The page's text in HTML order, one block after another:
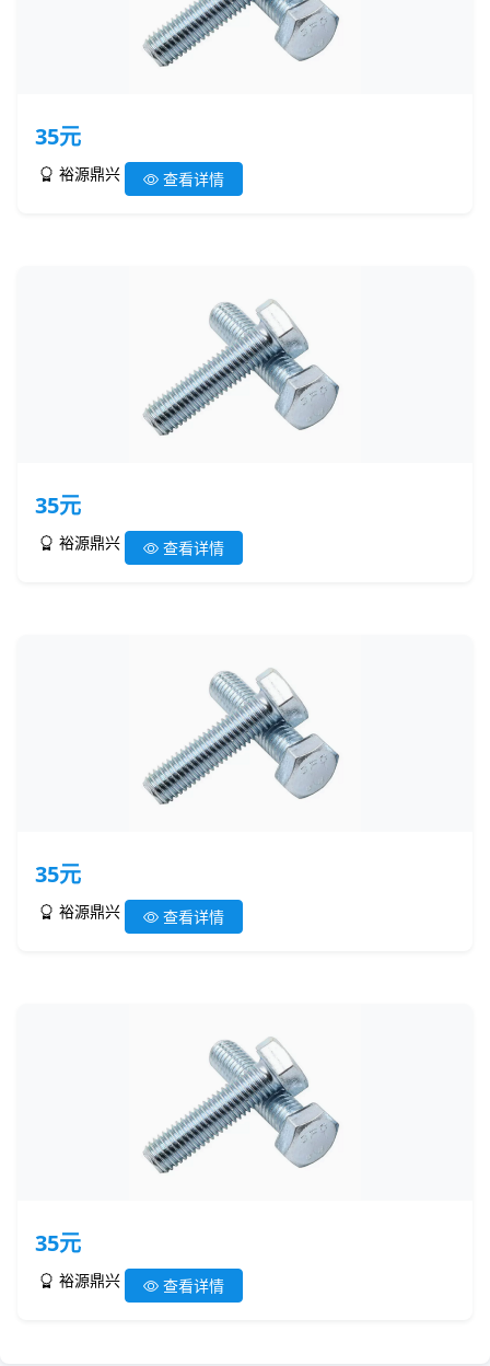
35元
裕源鼎兴 查看详情
35元
裕源鼎兴 查看详情
35元
裕源鼎兴 查看详情
35元
裕源鼎兴 查看详情